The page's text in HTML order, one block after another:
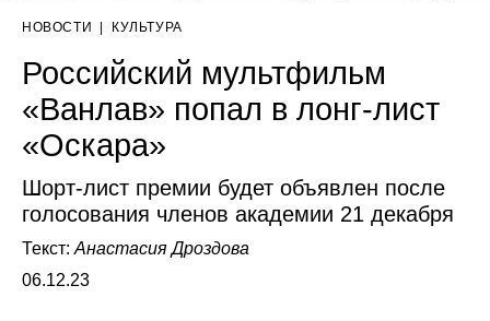
НОВОСТИ КУЛЬТУРА
Российский мультфильм
«Ванлав» попал в лонг-лист
«Оскара»
Шорт-лист премии будет объявлен после
голосования членов академии 21 декабря
Текст: Анастасия Дроздова
06.12.23